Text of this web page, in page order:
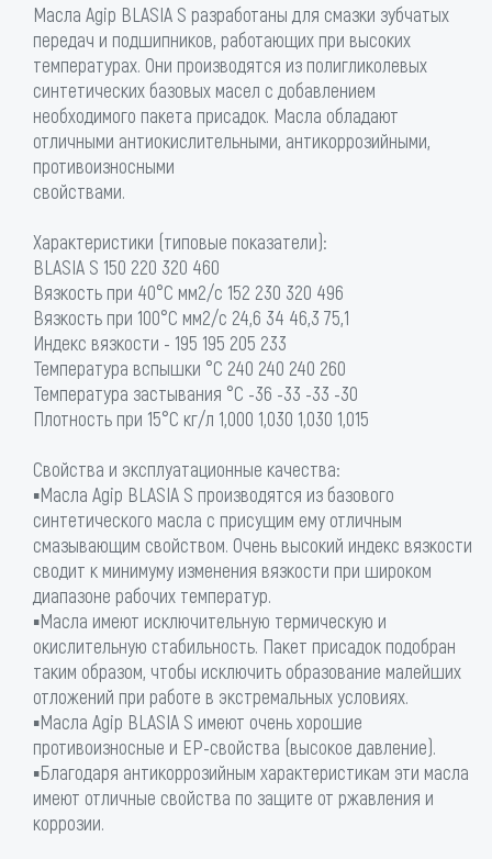
Масла Agip BLASIA S разработаны для смазки зубчатых
передач и подшипников, работающих при высоких
температурах. Они производятся из полигликолевых
синтетических базовых масел с добавлением
необходимого пакета присадок. Масла обладают
отличными антиокислительными, антикоррозийными,
противоизносными
свойствами.
Характеристики (типовые показатели):
BLASIA S 150 220 320 460
Вязкость при 40°С мм2/с 152 230 320 496
Вязкость при 100°С мм2/с 24,6 34 46,3 75,1
Индекс вязкости - 195 195 205 233
Температура вспышки °C 240 240 240 260
Температура застывания °C -36 -33 -33 -30
Плотность при 15°С кг/л 1,000 1,030 1,030 1,015
Свойства и эксплуатационные качества:
▪Масла Agip BLASIA S производятся из базового
синтетического масла с присущим ему отличным
смазывающим свойством. Очень высокий индекс вязкости
сводит к минимуму изменения вязкости при широком
диапазоне рабочих температур.
▪Масла имеют исключительную термическую и
окислительную стабильность. Пакет присадок подобран
таким образом, чтобы исключить образование малейших
отложений при работе в экстремальных условиях.
▪Масла Agip BLASIA S имеют очень хорошие
противоизносные и EP-свойства (высокое давление).
▪Благодаря антикоррозийным характеристикам эти масла
имеют отличные свойства по защите от ржавления и
коррозии.